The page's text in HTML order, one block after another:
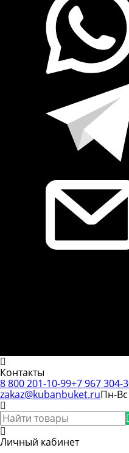
Контакты
8 800 201-10-99+7 967 304-
zakaz@kubanbuket.ruПн-
Личный кабинет